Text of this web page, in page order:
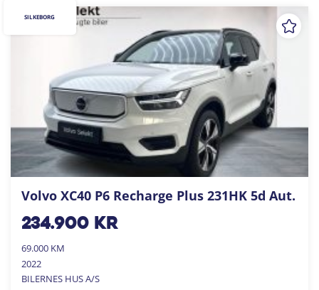
Volvo XC40 P6 Recharge Plus 231HK 5d Aut.
234.900kr
69.000 KM
2022
BILERNES HUS A/S
SILKEBORG